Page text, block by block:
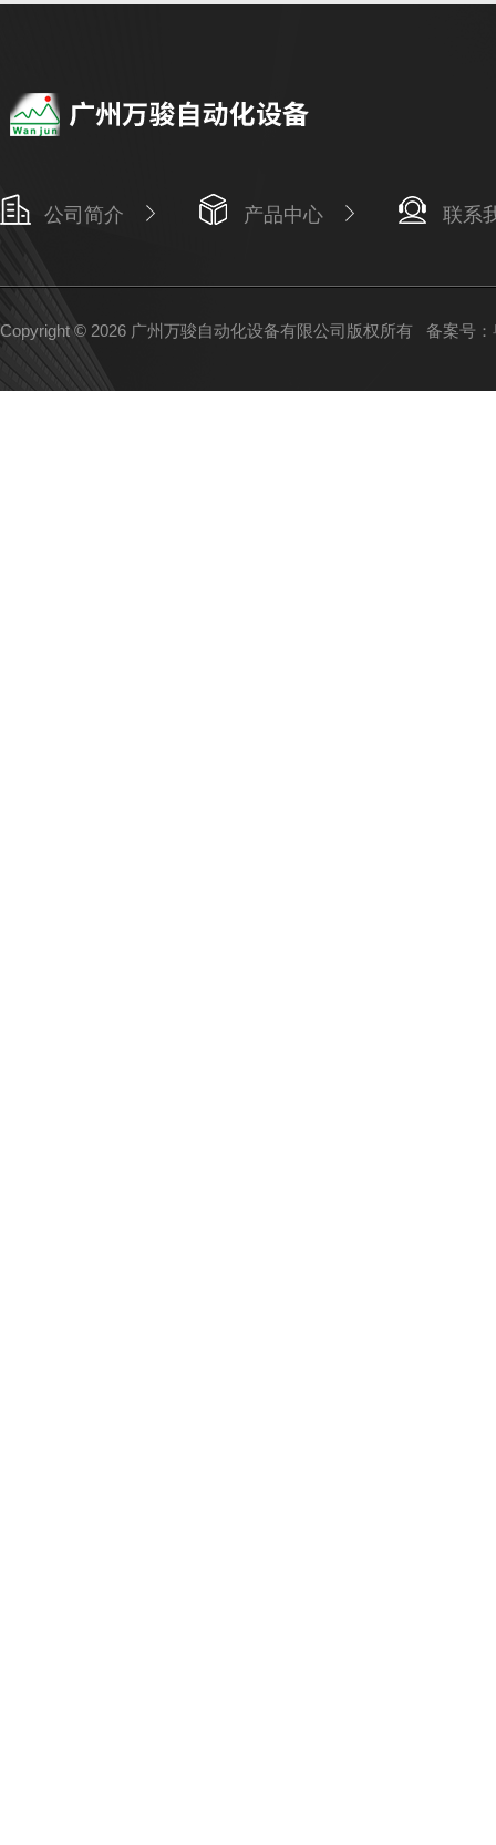
公司简介 产品中心 联系
Copyright © 2026 广州万骏自动化设备有限公司版权所有 备案号